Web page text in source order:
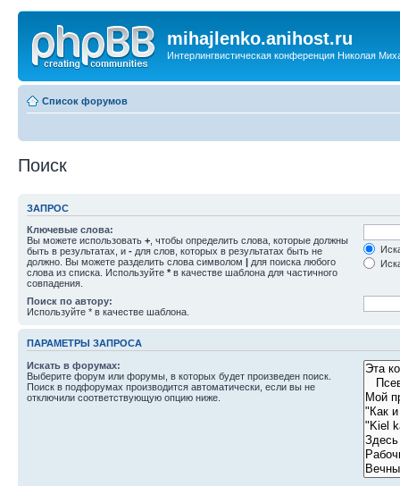
mihajlenko.anihost.ru
Интерлингвистическая конференция Николая
Список форумов
Поиск
ЗАПРОС
Ключевые слова:
Вы можете использовать + , чтобы определить слова, которые должны
быть в результатах, и - для слов, которых в результатах быть не
должно. Вы можете разделить слова символом | для поиска любого
слова из списка. Используйте * в качестве шаблона для частичного
совпадения.
Поиск по автору:
Используйте * в качестве шаблона.
ПАРАМЕТРЫ ЗАПРОСА
Искать в форумах:
Выберите форум или форумы, в которых будет произведен поиск.
Поиск в подфорумах производится автоматически, если вы не
отключили соответствующую опцию ниже.